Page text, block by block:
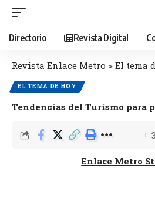
Directorio Revista Digital
Revista Enlace Metro > El tema
EL TEMA DE HOY
Tendencias del Turismo para
Enlace Metro